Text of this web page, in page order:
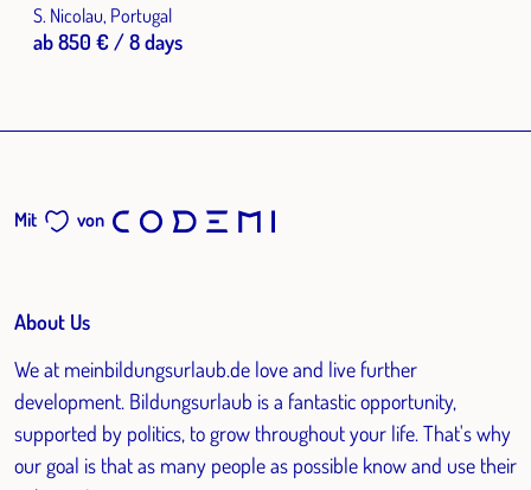
S. Nicolau, Portugal
ab 850 € / 8 days
Mit von
About Us
We at meinbildungsurlaub.de love and live further
development. Bildungsurlaub is a fantastic opportunity,
supported by politics, to grow throughout your life. That's why
our goal is that as many people as possible know and use their